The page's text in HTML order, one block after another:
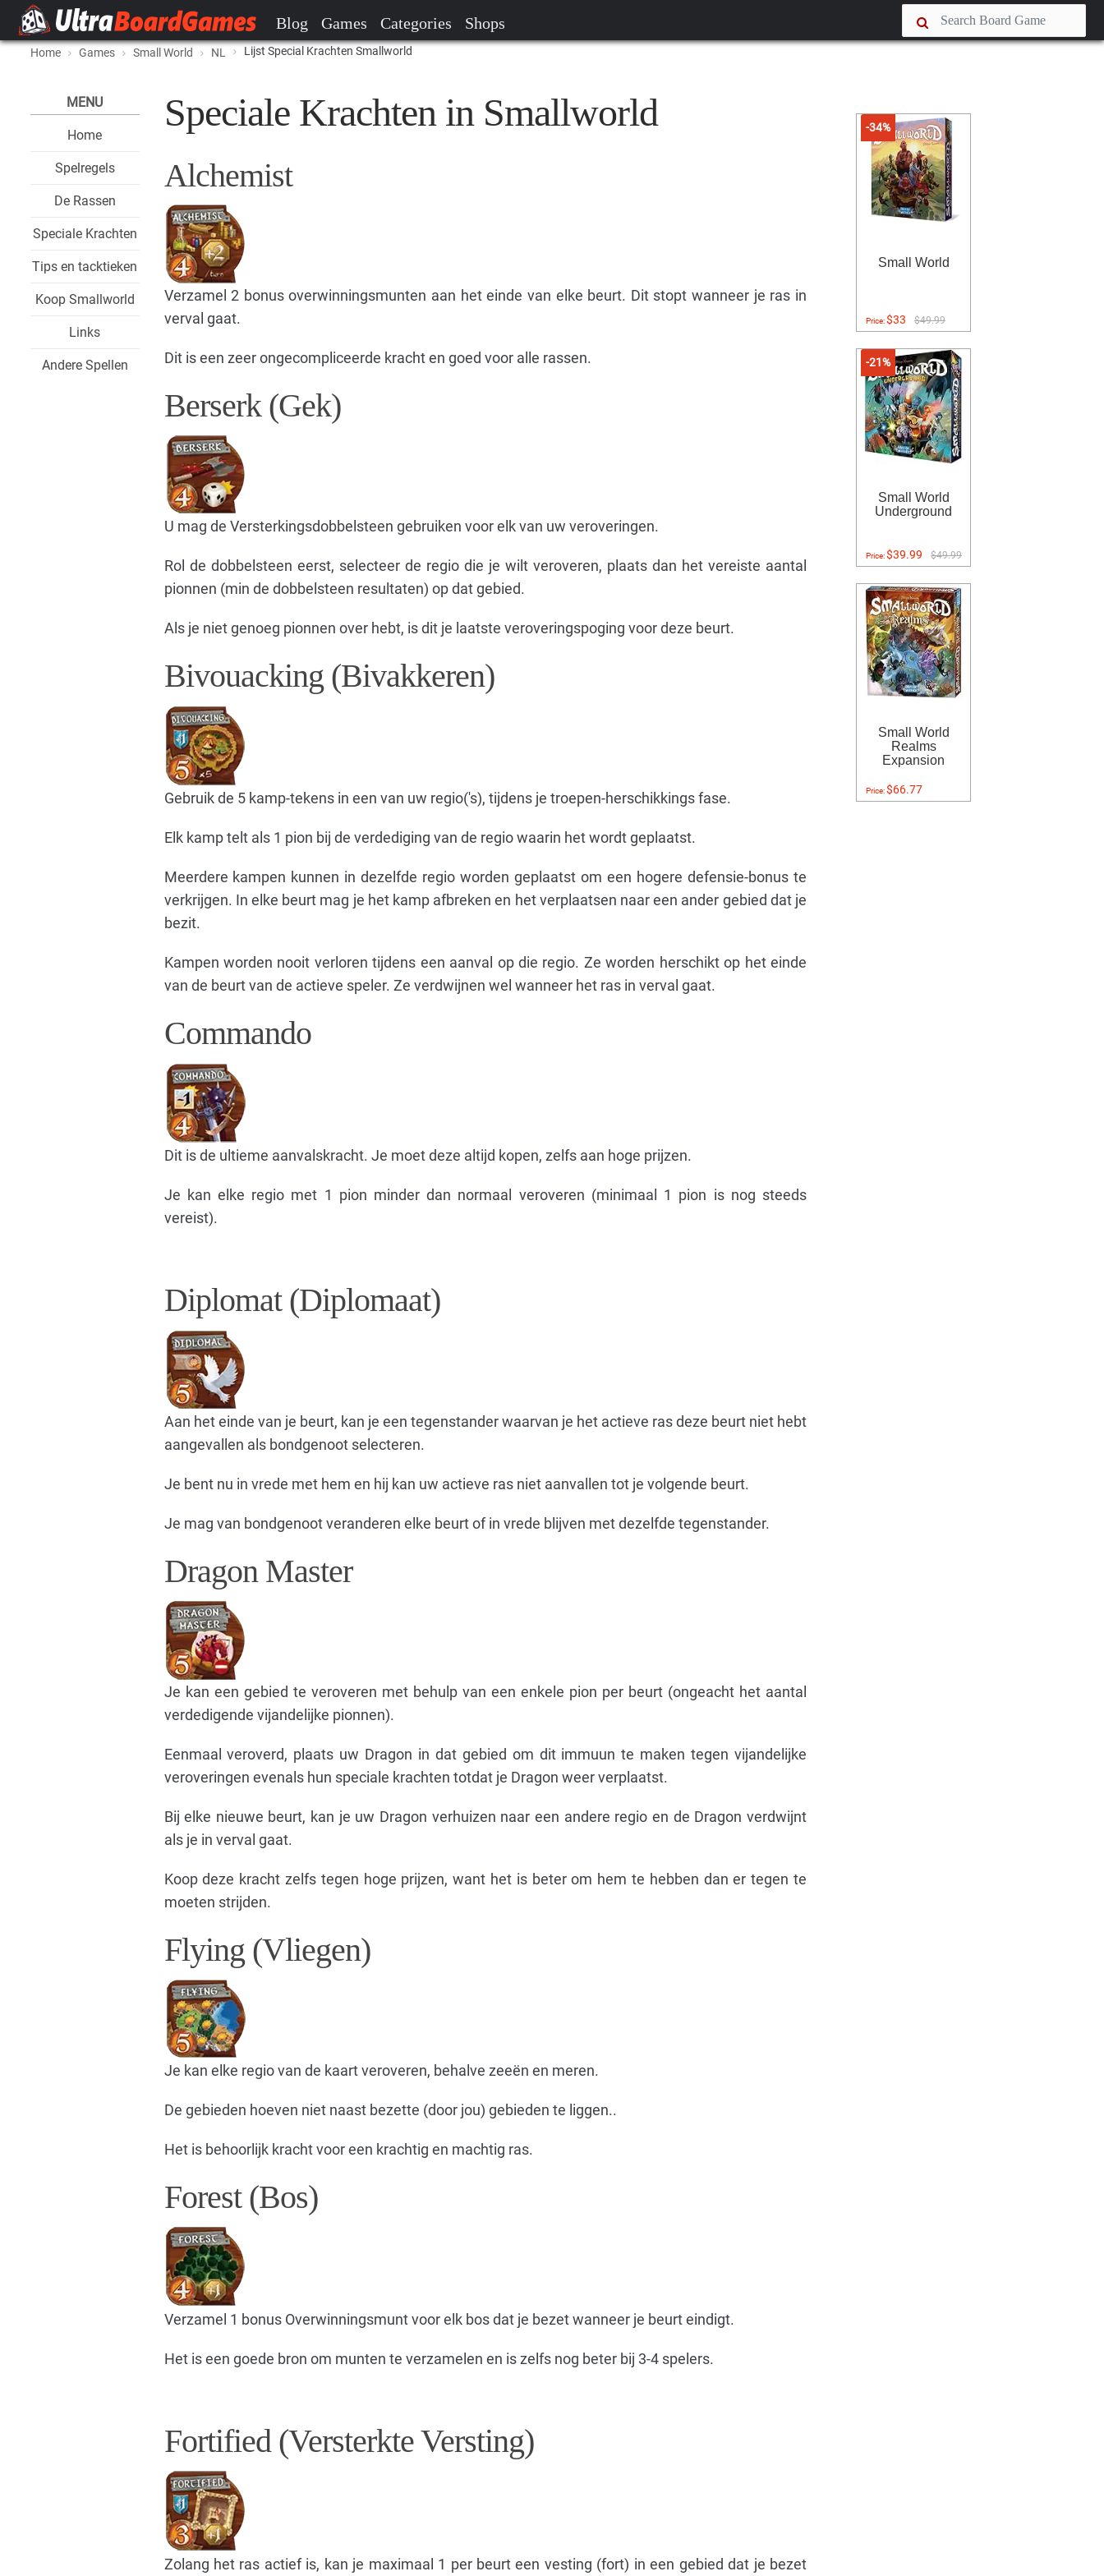
Blog Games Categories Shops
Home Games Small World NL Lijst Special Krachten Smallworld
MENU
Home
Spelregels
De Rassen
Speciale Krachten
Tips en tacktieken
Koop Smallworld
Links
Andere Spellen
Speciale Krachten in Smallworld
Alchemist
Verzamel 2 bonus overwinningsmunten aan het einde van elke beurt. Dit stopt wanneer je ras in
verval gaat.
Dit is een zeer ongecompliceerde kracht en goed voor alle rassen.
Berserk (Gek)
U mag de Versterkingsdobbelsteen gebruiken voor elk van uw veroveringen.
Rol de dobbelsteen eerst, selecteer de regio die je wilt veroveren, plaats dan het vereiste aantal
pionnen (min de dobbelsteen resultaten) op dat gebied.
Als je niet genoeg pionnen over hebt, is dit je laatste veroveringspoging voor deze beurt.
Bivouacking (Bivakkeren)
Gebruik de 5 kamp-tekens in een van uw regio('s), tijdens je troepen-herschikkings fase.
Elk kamp telt als 1 pion bij de verdediging van de regio waarin het wordt geplaatst.
Meerdere kampen kunnen in dezelfde regio worden geplaatst om een ​​hogere defensie-bonus te
verkrijgen. In elke beurt mag je het kamp afbreken en het verplaatsen naar een ander gebied dat je
bezit.
Kampen worden nooit verloren tijdens een aanval op die regio. Ze worden herschikt op het einde
van de beurt van de actieve speler. Ze verdwijnen wel wanneer het ras in verval gaat.
Commando
Dit is de ultieme aanvalskracht. Je moet deze altijd kopen, zelfs aan hoge prijzen.
Je kan elke regio met 1 pion minder dan normaal veroveren (minimaal 1 pion is nog steeds
vereist).
Diplomat (Diplomaat)
Aan het einde van je beurt, kan je een tegenstander waarvan je het actieve ras deze beurt niet hebt
aangevallen als bondgenoot selecteren.
Je bent nu in vrede met hem en hij kan uw actieve ras niet aanvallen tot je volgende beurt.
Je mag van bondgenoot veranderen elke beurt of in vrede blijven met dezelfde tegenstander.
Dragon Master
Je kan een gebied te veroveren met behulp van een enkele pion per beurt (ongeacht het aantal
verdedigende vijandelijke pionnen).
Eenmaal veroverd, plaats uw Dragon in dat gebied om dit immuun te maken tegen vijandelijke
veroveringen evenals hun speciale krachten totdat je Dragon weer verplaatst.
Bij elke nieuwe beurt, kan je uw Dragon verhuizen naar een andere regio en de Dragon verdwijnt
als je in verval gaat.
Koop deze kracht zelfs tegen hoge prijzen, want het is beter om hem te hebben dan er tegen te
moeten strijden.
Flying (Vliegen)
Je kan elke regio van de kaart veroveren, behalve zeeën en meren.
De gebieden hoeven niet naast bezette (door jou) gebieden te liggen..
Het is behoorlijk kracht voor een krachtig en machtig ras.
Forest (Bos)
Verzamel 1 bonus Overwinningsmunt voor elk bos dat je bezet wanneer je beurt eindigt.
Het is een goede bron om munten te verzamelen en is zelfs nog beter bij 3-4 spelers.
Fortified (Versterkte Versting)
Zolang het ras actief is, kan je maximaal 1 per beurt een vesting (fort) in een gebied dat je bezet
-34%
Small World
Price:$33 $49.99
-21%
Small World
Underground
Price:$39.99 $49.99
Small World
Realms
Expansion
Price:$66.77